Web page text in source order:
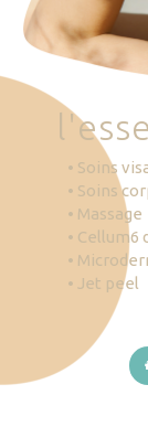
Prendre
'esse
• Soins
• Soins
• Massage
• Cellum6
•
• Jet peel